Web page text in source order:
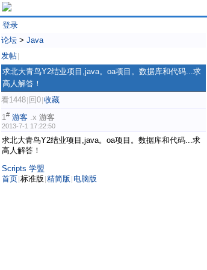
登录
论坛 > Java
发帖
求北大青鸟Y2结业项目,java。oa项目。数据库和代码...求
高人解答！
看1448 回0 收藏
1# 游客 .x 游客
2013-7-1 17:22:50
求北大青鸟Y2结业项目,java。oa项目。数据库和代码...求
高人解答！
Scripts 学盟
首页 标准版 精简版 电脑版